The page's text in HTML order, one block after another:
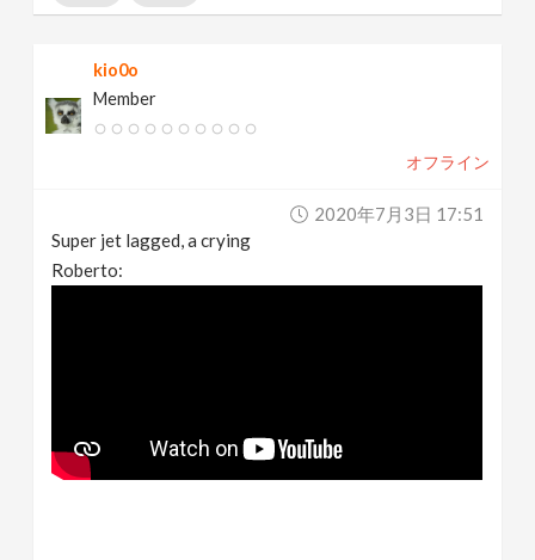
kio0o
Member
オフライン
2020年7月3日 17:51
Super jet lagged, a crying
Roberto: